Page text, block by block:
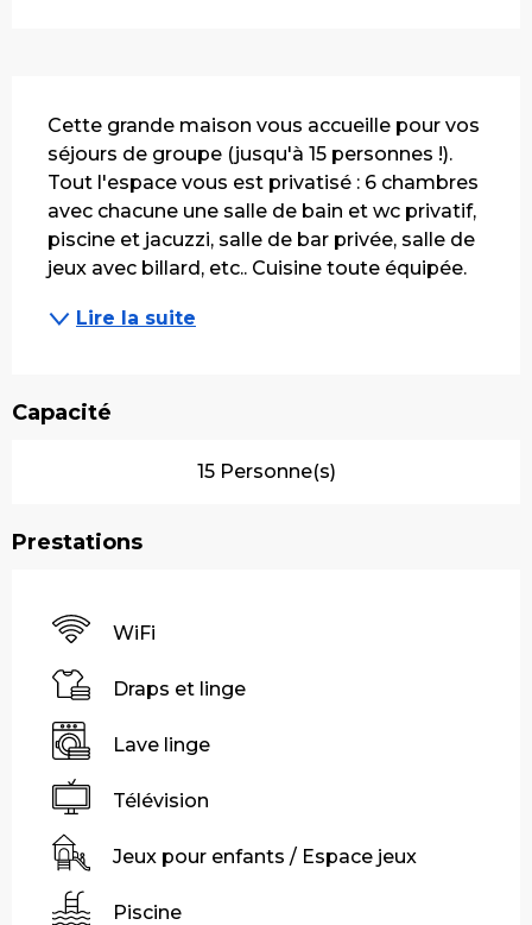
Cette grande maison vous accueille pour vos
séjours de groupe (jusqu'à 15 personnes !).
Tout l'espace vous est privatisé : 6 chambres
avec chacune une salle de bain et wc privatif,
piscine et jacuzzi, salle de bar privée, salle de
jeux avec billard, etc.. Cuisine toute équipée.
Lire la suite
Capacité
15 Personne(s)
Prestations
WiFi
Draps et linge
Lave linge
Télévision
Jeux pour enfants / Espace jeux
Piscine